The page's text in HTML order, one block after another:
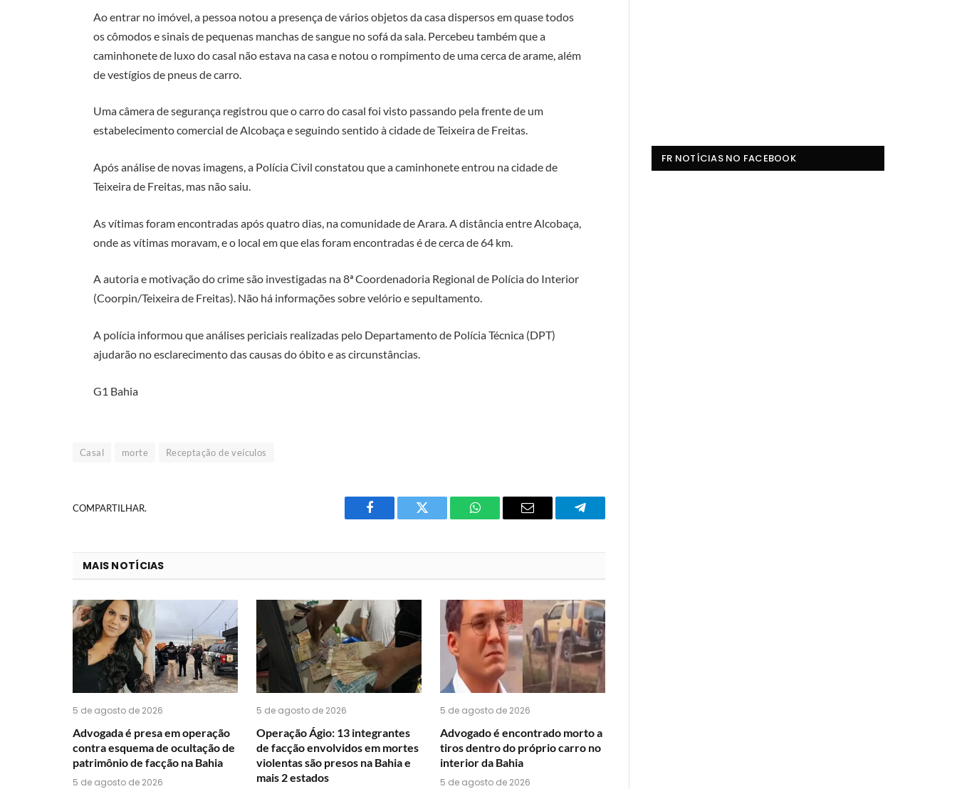
Ao entrar no imóvel, a pessoa notou a presença de vários objetos da casa dispersos em quase todos
os cômodos e sinais de pequenas manchas de sangue no sofá da sala. Percebeu também que a
caminhonete de luxo do casal não estava na casa e notou o rompimento de uma cerca de arame, além
de vestígios de pneus de carro.
Uma câmera de segurança registrou que o carro do casal foi visto passando pela frente de um
estabelecimento comercial de Alcobaça e seguindo sentido à cidade de Teixeira de Freitas.
Após análise de novas imagens, a Polícia Civil constatou que a caminhonete entrou na cidade de
Teixeira de Freitas, mas não saiu.
As vítimas foram encontradas após quatro dias, na comunidade de Arara. A distância entre Alcobaça,
onde as vítimas moravam, e o local em que elas foram encontradas é de cerca de 64 km.
A autoria e motivação do crime são investigadas na 8ª Coordenadoria Regional de Polícia do Interior
(Coorpin/Teixeira de Freitas). Não há informações sobre velório e sepultamento.
A polícia informou que análises periciais realizadas pelo Departamento de Polícia Técnica (DPT)
ajudarão no esclarecimento das causas do óbito e as circunstâncias.
G1 Bahia
Casal morte Receptação de veículos
COMPARTILHAR.
Facebook Twitter
O
do
WhatsApp?
E-
Telegrama
MAIS NOTÍCIAS
5 de agosto de 2026
Advogada é presa em operação
contra esquema de ocultação de
patrimônio de facção na Bahia
5 de agosto de 2026
5 de agosto de 2026
Operação Ágio: 13 integrantes
de facção envolvidos em mortes
violentas são presos na Bahia e
mais 2 estados
5 de agosto de 2026
Advogado é encontrado morto a
tiros dentro do próprio carro no
interior da Bahia
5 de agosto de 2026
FR NOTÍCIAS NO FACEBOOK